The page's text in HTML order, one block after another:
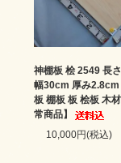
神棚板 桧 2549 長
幅30cm 厚み2.8cm
板 棚板 板 桧板 木
常商品】
10,000円(税込)